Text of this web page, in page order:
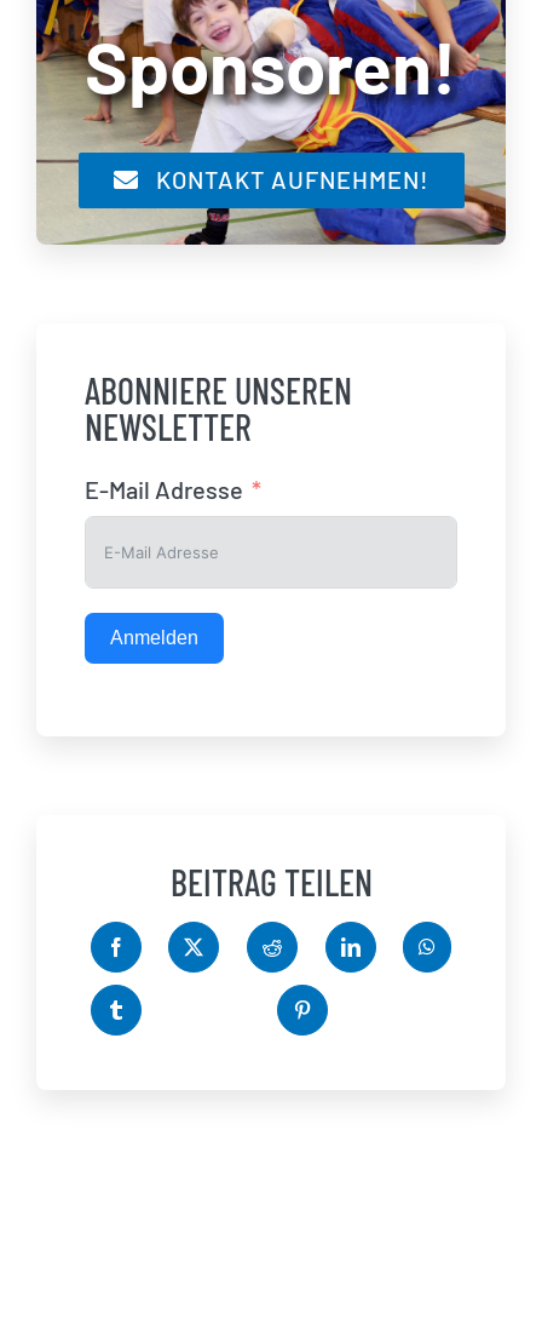
Sponsoren!
KONTAKT AUFNEHMEN!
ABONNIERE UNSEREN
NEWSLETTER
E-Mail Adresse
Anmelden
BEITRAG TEILEN